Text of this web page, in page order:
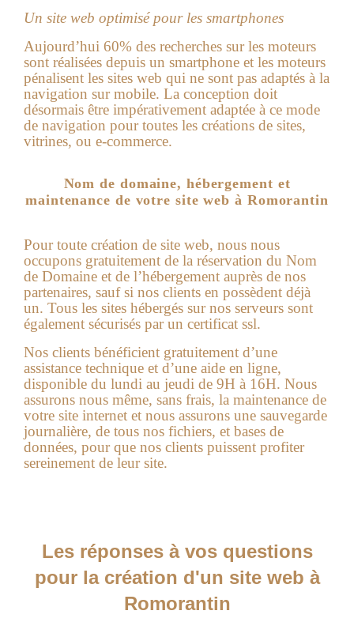
Un site web optimisé pour les smartphones
Aujourd’hui 60% des recherches sur les moteurs
sont réalisées depuis un smartphone et les moteurs
pénalisent les sites web qui ne sont pas adaptés à la
navigation sur mobile. La conception doit
désormais être impérativement adaptée à ce mode
de navigation pour toutes les créations de sites,
vitrines, ou e-commerce.
Nom de domaine, hébergement et
maintenance de votre site web à Romorantin
Pour toute création de site web, nous nous
occupons gratuitement de la réservation du Nom
de Domaine et de l’hébergement auprès de nos
partenaires, sauf si nos clients en possèdent déjà
un. Tous les sites hébergés sur nos serveurs sont
également sécurisés par un certificat ssl.
Nos clients bénéficient gratuitement d’une
assistance technique et d’une aide en ligne,
disponible du lundi au jeudi de 9H à 16H. Nous
assurons nous même, sans frais, la maintenance de
votre site internet et nous assurons une sauvegarde
journalière, de tous nos fichiers, et bases de
données, pour que nos clients puissent profiter
sereinement de leur site.
Les réponses à vos questions
pour la création d'un site web à
Romorantin